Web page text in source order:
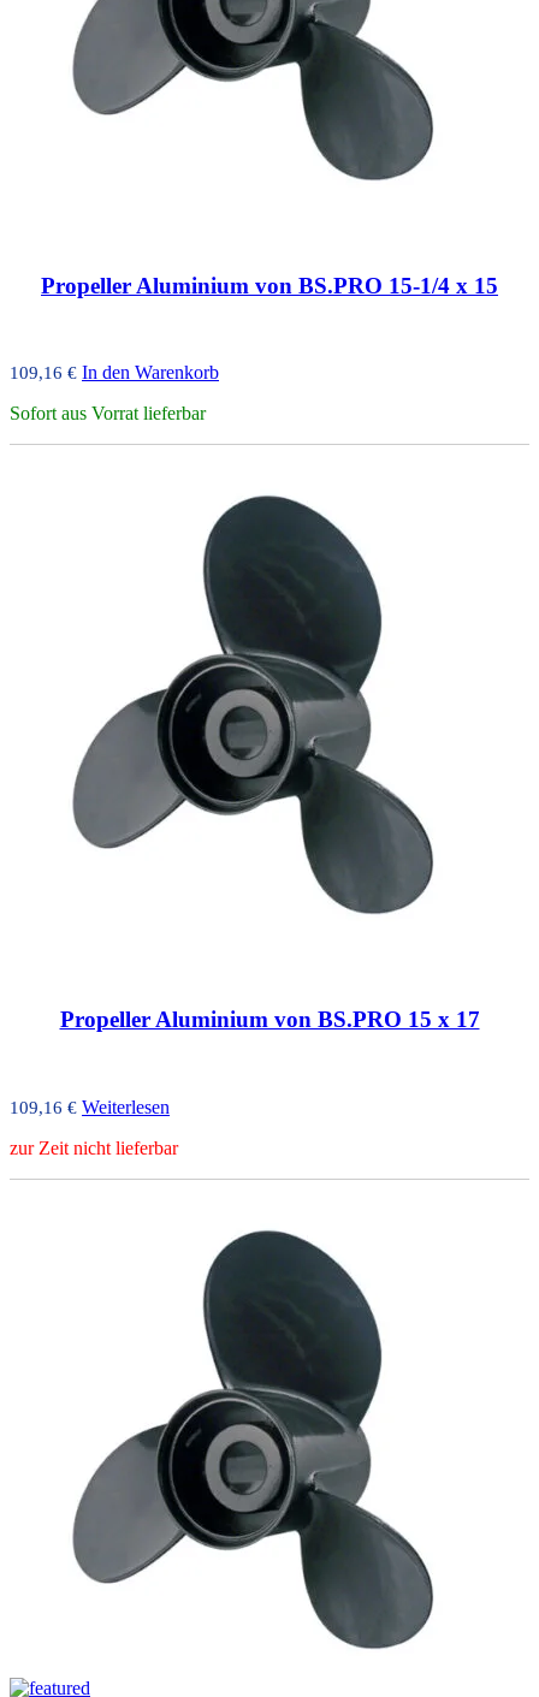
Propeller Aluminium von BS.PRO 15-1/4 x 15
109,16 € In den Warenkorb
Sofort aus Vorrat lieferbar
Propeller Aluminium von BS.PRO 15 x 17
109,16 € Weiterlesen
zur Zeit nicht lieferbar